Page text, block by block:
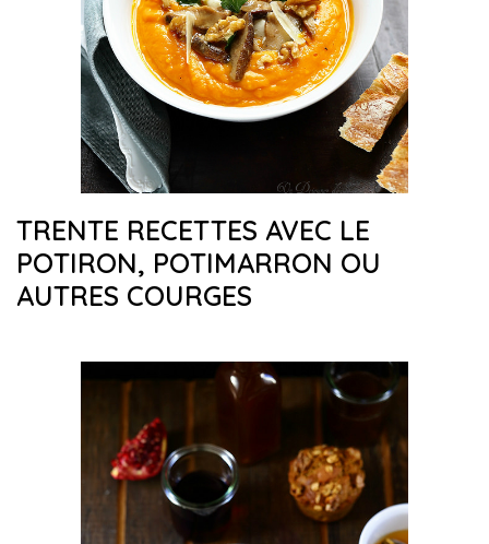
TRENTE RECETTES AVEC LE
POTIRON, POTIMARRON OU
AUTRES COURGES